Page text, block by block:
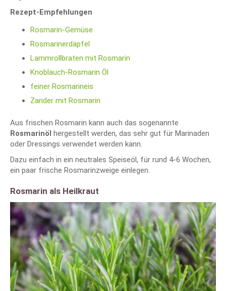
Rezept-Empfehlungen
Rosmarin-Gemüse
Rosmarinerdäpfel
Lammrollbraten mit Rosmarin
Knoblauch-Rosmarin Öl
feiner Rosmarineis
Zander mit Rosmarin
Aus frischen Rosmarin kann auch das sogenannte
Rosmarinöl hergestellt werden, das sehr gut für Marinaden
oder Dressings verwendet werden kann.
Dazu einfach in ein neutrales Speiseöl, für rund 4-6 Wochen,
ein paar frische Rosmarinzweige einlegen.
Rosmarin als Heilkraut